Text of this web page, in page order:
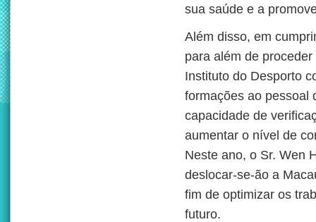
sua saúde e a
Além disso, em
para além de
Instituto do Desporto
formações ao pessoal
capacidade de
aumentar o nível de
Neste ano, o Sr. Wen
deslocar-se-ão a
fim de optimizar os
futuro.